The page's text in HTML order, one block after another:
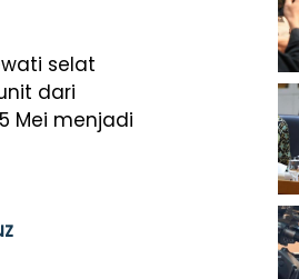
selat
dari
Mei menjadi